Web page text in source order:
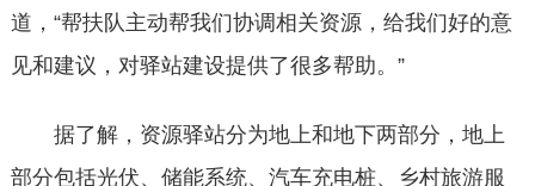
道，“帮扶队主动帮我们协调相关资源，给我们好的意
见和建议，对驿站建设提供了很多帮助。”
据了解，资源驿站分为地上和地下两部分，地上
部分包括光伏、储能系统、汽车充电桩、乡村旅游服